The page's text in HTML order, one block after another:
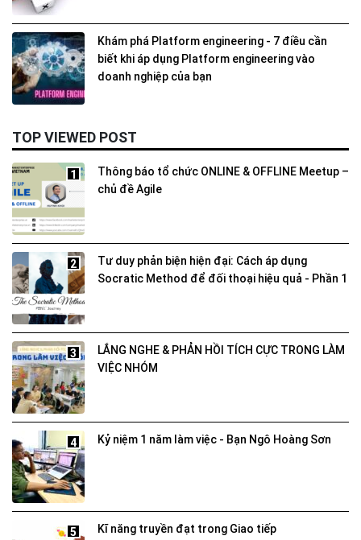
Khám phá Platform engineering - 7 điều cần
biết khi áp dụng Platform engineering vào
doanh nghiệp của bạn
TOP VIEWED POST
1
Thông báo tổ chức ONLINE & OFFLINE Meetup –
chủ đề Agile
2
Tư duy phản biện hiện đại: Cách áp dụng
Socratic Method để đối thoại hiệu quả - Phần 1
3
LẮNG NGHE & PHẢN HỒI TÍCH CỰC TRONG LÀM
VIỆC NHÓM
4 Kỷ niệm 1 năm làm việc - Bạn Ngô Hoàng Sơn
5 Kĩ năng truyền đạt trong Giao tiếp